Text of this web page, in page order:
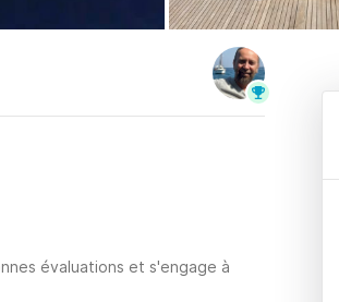
évaluations et s'engage à